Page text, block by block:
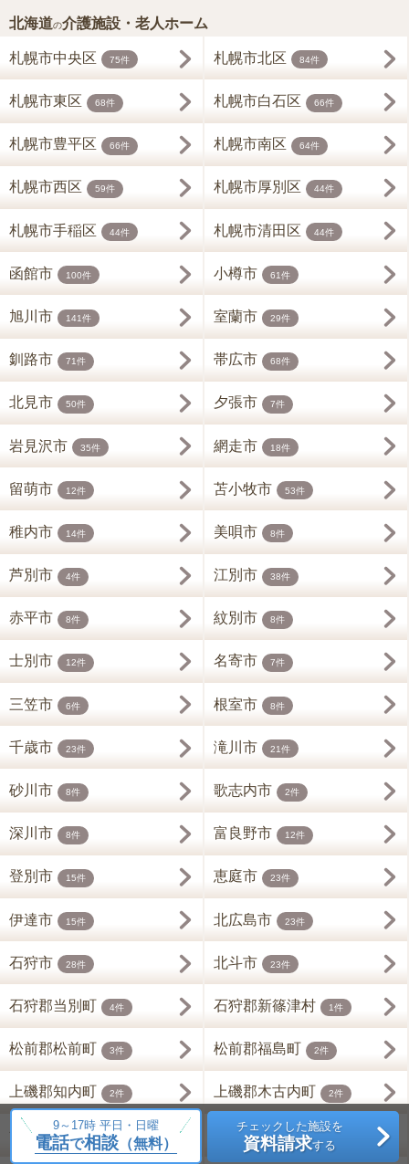
9～17時 平日・日曜
電話で相談（無料）
チェックした施設を
資料請求する
北海道の介護施設・老人ホーム
札幌市中央区 75件 札幌市北区 84件
札幌市東区 68件 札幌市白石区 66件
札幌市豊平区 66件 札幌市南区 64件
札幌市西区 59件 札幌市厚別区 44件
札幌市手稲区 44件 札幌市清田区 44件
函館市 100件 小樽市 61件
旭川市 141件 室蘭市 29件
釧路市 71件 帯広市 68件
北見市 50件 夕張市 7件
岩見沢市 35件 網走市 18件
留萌市 12件 苫小牧市 53件
稚内市 14件 美唄市 8件
芦別市 4件 江別市 38件
赤平市 8件 紋別市 8件
士別市 12件 名寄市 7件
三笠市 6件 根室市 8件
千歳市 23件 滝川市 21件
砂川市 8件 歌志内市 2件
深川市 8件 富良野市 12件
登別市 15件 恵庭市 23件
伊達市 15件 北広島市 23件
石狩市 28件 北斗市 23件
石狩郡当別町 4件 石狩郡新篠津村 1件
松前郡松前町 3件 松前郡福島町 2件
上磯郡知内町 2件 上磯郡木古内町 2件
亀田郡七飯町 11件 茅部郡鹿部町